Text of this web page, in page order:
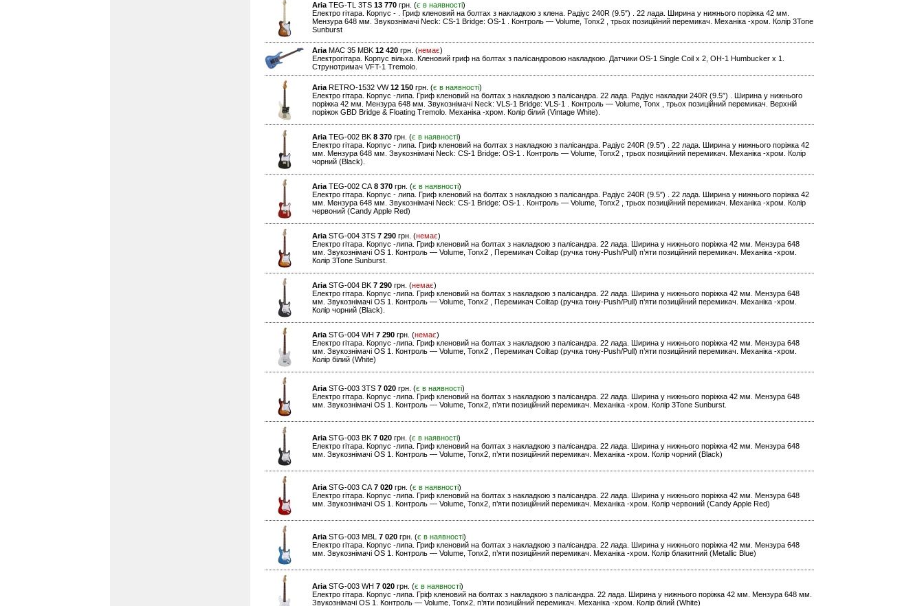
Aria TEG-TL 3TS 13 770 грн. (є в наявності)
Електро гітара. Корпус - . Гриф кленовий на болтах з накладкою з клена. Радіус 240R (9.5″) . 22 лада. Ширина у нижнього поріжка 42 мм.
Мензура 648 мм. Звукознімачі Neck: CS-1 Bridge: OS-1 . Контроль — Volume, Tonx2 , трьох позиційний перемикач. Механіка -хром. Колір 3Tone
Sunburst
Aria MAC 35 MBK 12 420 грн. (немає)
Електрогітара. Корпус вільха. Кленовий гриф на болтах з палісандровою накладкою. Датчики OS-1 Single Coil x 2, OH-1 Humbucker x 1.
Струнотримач VFT-1 Tremolo.
Aria RETRO-1532 VW12 150 грн. (є в наявності)
Електро гітара. Корпус -липа. Гриф кленовий на болтах з накладкою з палісандра. 22 лада. Радіус накладки 240R (9.5″) . Ширина у нижнього
поріжка 42 мм. Мензура 648 мм. Звукознімачі Neck: VLS-1 Bridge: VLS-1 . Контроль — Volume, Tonx , трьох позиційний перемикач. Верхній
поріжок GBD Bridge & Floating Tremolo. Механіка -хром. Колір білий (Vintage White).
Aria TEG-002 BK 8 370 грн. (є в наявності)
Електро гітара. Корпус - липа. Гриф кленовий на болтах з накладкою з палісандра. Радіус 240R (9.5″) . 22 лада. Ширина у нижнього поріжка 42
мм. Мензура 648 мм. Звукознімачі Neck: CS-1 Bridge: OS-1 . Контроль — Volume, Tonx2 , трьох позиційний перемикач. Механіка -хром. Колір
чорний (Black).
Aria TEG-002 CA 8 370 грн. (є в наявності)
Електро гітара. Корпус - липа. Гриф кленовий на болтах з накладкою з палісандра. Радіус 240R (9.5″) . 22 лада. Ширина у нижнього поріжка 42
мм. Мензура 648 мм. Звукознімачі Neck: CS-1 Bridge: OS-1 . Контроль — Volume, Tonx2 , трьох позиційний перемикач. Механіка -хром. Колір
червоний (Candy Apple Red)
Aria STG-004 3TS 7 290 грн. (немає)
Електро гітара. Корпус -липа. Гриф кленовий на болтах з накладкою з палісандра. 22 лада. Ширина у нижнього поріжка 42 мм. Мензура 648
мм. Звукознімачі OS 1. Контроль — Volume, Tonx2 , Перемикач Coiltap (ручка тону-Push/Pull) п’яти позиційний перемикач. Механіка -хром.
Колір 3Tone Sunburst.
Aria STG-004 BK 7 290 грн. (немає)
Електро гітара. Корпус -липа. Гриф кленовий на болтах з накладкою з палісандра. 22 лада. Ширина у нижнього поріжка 42 мм. Мензура 648
мм. Звукознімачі OS 1. Контроль — Volume, Tonx2 , Перемикач Coiltap (ручка тону-Push/Pull) п’яти позиційний перемикач. Механіка -хром.
Колір чорний (Black).
Aria STG-004 WH 7 290 грн. (немає)
Електро гітара. Корпус -липа. Гриф кленовий на болтах з накладкою з палісандра. 22 лада. Ширина у нижнього поріжка 42 мм. Мензура 648
мм. Звукознімачі OS 1. Контроль — Volume, Tonx2 , Перемикач Coiltap (ручка тону-Push/Pull) п’яти позиційний перемикач. Механіка -хром.
Колір білий (White)
Aria STG-003 3TS 7 020 грн. (є в наявності)
Електро гітара. Корпус -липа. Гриф кленовий на болтах з накладкою з палісандра. 22 лада. Ширина у нижнього поріжка 42 мм. Мензура 648
мм. Звукознімачі OS 1. Контроль — Volume, Tonx2, п’яти позиційний перемикач. Механіка -хром. Колір 3Tone Sunburst.
Aria STG-003 BK 7 020 грн. (є в наявності)
Електро гітара. Корпус -липа. Гриф кленовий на болтах з накладкою з палісандра. 22 лада. Ширина у нижнього поріжка 42 мм. Мензура 648
мм. Звукознімачі OS 1. Контроль — Volume, Tonx2, п’яти позиційний перемикач. Механіка -хром. Колір чорний (Black)
Aria STG-003 CA 7 020 грн. (є в наявності)
Електро гітара. Корпус -липа. Гриф кленовий на болтах з накладкою з палісандра. 22 лада. Ширина у нижнього поріжка 42 мм. Мензура 648
мм. Звукознімачі OS 1. Контроль — Volume, Tonx2, п’яти позиційний перемикач. Механіка -хром. Колір червоний (Candy Apple Red)
Aria STG-003 MBL 7 020 грн. (є в наявності)
Електро гітара. Корпус -липа. Гриф кленовий на болтах з накладкою з палісандра. 22 лада. Ширина у нижнього поріжка 42 мм. Мензура 648
мм. Звукознімачі OS 1. Контроль — Volume, Tonx2, п’яти позиційний перемикач. Механіка -хром. Колір блакитний (Metallic Blue)
Aria STG-003 WH 7 020 грн. (є в наявності)
Електро гітара. Корпус -липа. Гріф кленовий на болтах з накладкою з палісандра. 22 лада. Ширина у нижнього поріжка 42 мм. Мензура 648 мм.
Звукознімачі OS 1. Контроль — Volume, Tonx2, п’яти позиційний перемикач. Механіка -хром. Колір білий (White)